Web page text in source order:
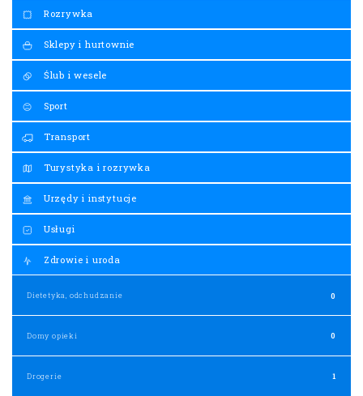
Rozrywka
Sklepy i hurtownie
Ślub i wesele
Sport
Transport
Turystyka i rozrywka
Urzędy i instytucje
Usługi
Zdrowie i uroda
Dietetyka, odchudzanie 0
Domy opieki 0
Drogerie 1